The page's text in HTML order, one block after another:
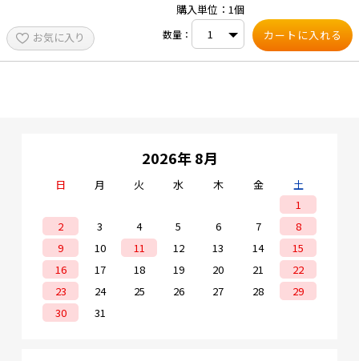
ブソーバ(第一種)付 ・重さ：約880g
お気に入り
購入単位：1個
数量：
2026年 8月
日 月 火 水 木 金
土
1
2
3 4 5 6 7
8
9
10 11 12 13 14
15
16
17 18 19 20 21
22
23
24 25 26 27 28
29
30
31